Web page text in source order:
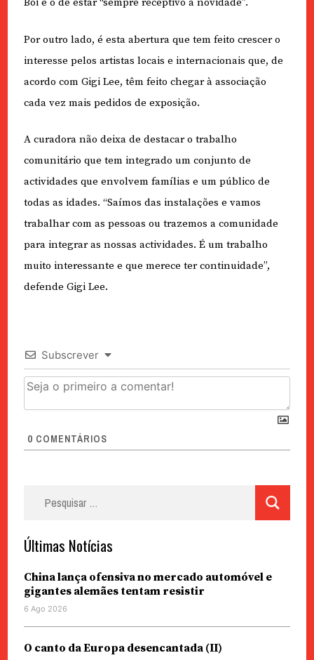
Por outro lado, é esta abertura que tem feito crescer o
interesse pelos artistas locais e internacionais que, de
acordo com Gigi Lee, têm feito chegar à associação
cada vez mais pedidos de exposição.
A curadora não deixa de destacar o trabalho
comunitário que tem integrado um conjunto de
actividades que envolvem famílias e um público de
todas as idades. “Saímos das instalações e vamos
trabalhar com as pessoas ou trazemos a comunidade
para integrar as nossas actividades. É um trabalho
muito interessante e que merece ter continuidade”,
defende Gigi Lee.
Subscrever
0 COMENTÁRIOS
Últimas Notícias
China lança ofensiva no mercado automóvel e
gigantes alemães tentam resistir
6 Ago 2026
O canto da Europa desencantada (II)